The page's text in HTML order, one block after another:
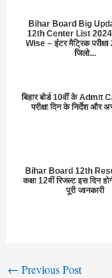
Bihar Board Big
12th Center List
Wise – इंटर मैट्रिक
जिलो...
बिहार बोर्ड 10वीं के Admit
परीक्षा दिन के निर्देश और
Bihar Board 12th
कक्षा 12वीं रिजल्ट इस दिन
पूरी जानकारी
← Previous Post